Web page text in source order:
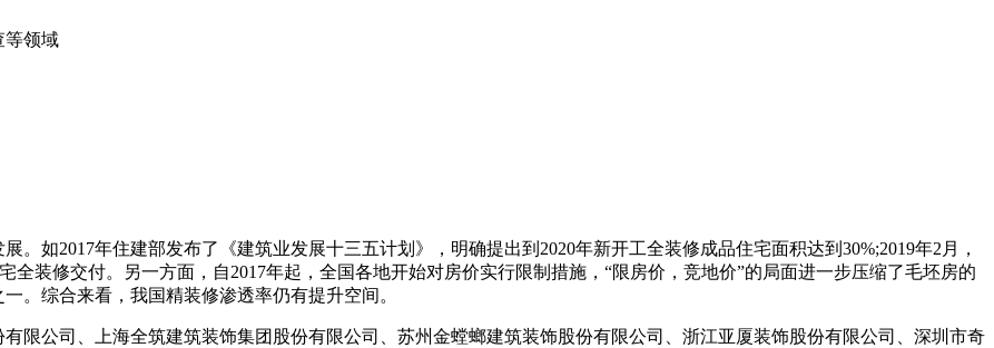
等领域
如2017年住建部发布了《建筑业发展十三五计划》，明确提出到2020年新开工全装修成品住宅面积达到30%;2019年2月，
装修交付。另一方面，自2017年起，全国各地开始对房价实行限制措施，“限房价，竞地价”的局面进一步压缩了毛坯房的
。综合来看，我国精装修渗透率仍有提升空间。
限公司、上海全筑建筑装饰集团股份有限公司、苏州金螳螂建筑装饰股份有限公司、浙江亚厦装饰股份有限公司、深圳市奇